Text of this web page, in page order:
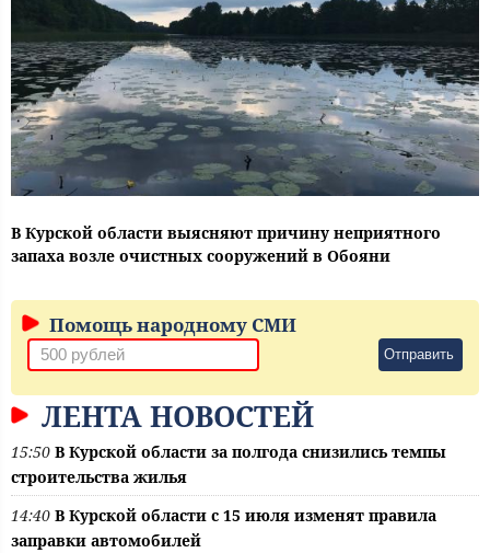
В Курской области выясняют причину неприятного
запаха возле очистных сооружений в Обояни
Помощь народному СМИ
Отправить
ЛЕНТА НОВОСТЕЙ
15:50 В Курской области за полгода снизились темпы
строительства жилья
14:40 В Курской области с 15 июля изменят правила
заправки автомобилей